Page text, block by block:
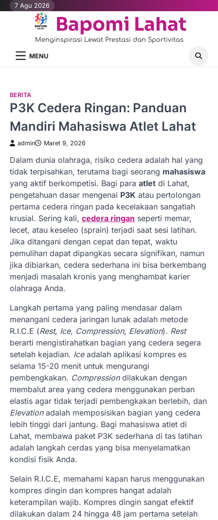
Skip7 Agu 2026
Bapomi Lahat
Menginspirasi Lewat Prestasi dan Sportivitas
MENU
BERITA
P3K Cedera Ringan: Panduan
Mandiri Mahasiswa Atlet Lahat
admin Maret 9, 2026
Dalam dunia olahraga, risiko cedera adalah hal yang
tidak terpisahkan, terutama bagi seorang mahasiswa
yang aktif berkompetisi. Bagi para atlet di Lahat,
pengetahuan dasar mengenai P3K atau pertolongan
pertama cedera ringan pada kecelakaan sangatlah
krusial. Sering kali, cedera ringan seperti memar,
lecet, atau keseleo (sprain) terjadi saat sesi latihan.
Jika ditangani dengan cepat dan tepat, waktu
pemulihan dapat dipangkas secara signifikan, namun
jika dibiarkan, cedera sederhana ini bisa berkembang
menjadi masalah kronis yang menghambat karier
olahraga Anda.
Langkah pertama yang paling mendasar dalam
menangani cedera jaringan lunak adalah metode
R.I.C.E (Rest, Ice, Compression, Elevation). Rest
berarti mengistirahatkan bagian yang cedera segera
setelah kejadian. Iceadalah aplikasi kompres es
selama 15-20 menit untuk mengurangi
pembengkakan. Compressiondilakukan dengan
membalut area yang cedera menggunakan perban
elastis agar tidak terjadi pembengkakan berlebih, dan
Elevationadalah memposisikan bagian yang cedera
lebih tinggi dari jantung. Bagi mahasiswa atlet di
Lahat, membawa paket P3K sederhana di tas latihan
adalah langkah cerdas yang bisa menyelamatkan
kondisi fisik Anda.
Selain R.I.C.E, memahami kapan harus menggunakan
kompres dingin dan kompres hangat adalah
keterampilan wajib. Kompres dingin sangat efektif
dilakukan dalam 24 hingga 48 jam pertama setelah